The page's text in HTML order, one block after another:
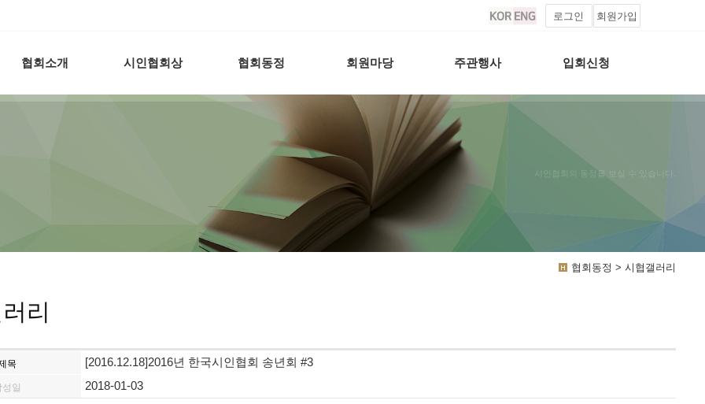
로그인 회원가입
협회소개 시인협회상 협회동정 회원마당 주관행사 입회신청
시인협회의 동정을 보실 수 있습니다.
협회동정 > 시협갤러리
리
목 [2016.12.18]2016년 한국시인협회 송년회 #3
일 2018-01-03